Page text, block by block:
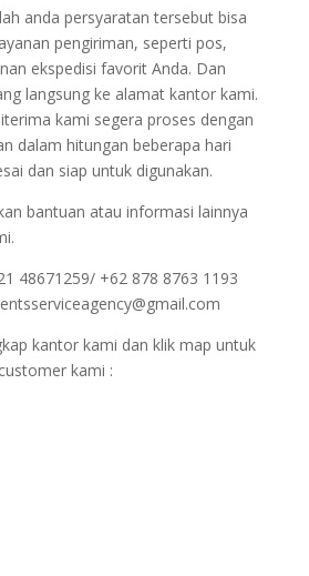
anda persyaratan tersebut bisa
pengiriman, seperti pos,
ekspedisi favorit Anda. Dan
langsung ke alamat kantor kami.
kami segera proses dengan
dalam hitungan beberapa hari
dan siap untuk digunakan.
bantuan atau informasi lainnya
48671259/ +62 878 8763 1193
kantor kami dan klik map untuk
kami :